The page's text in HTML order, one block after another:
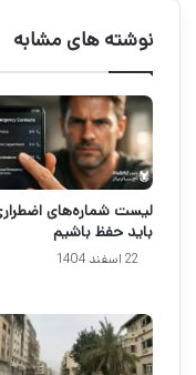
نوشته های مشابه
لیست شماره‌های
باید حفظ باشیم
22 اسفند 1404